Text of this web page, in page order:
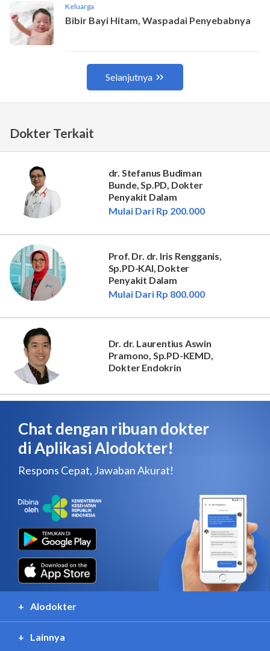
Dokter Terkait